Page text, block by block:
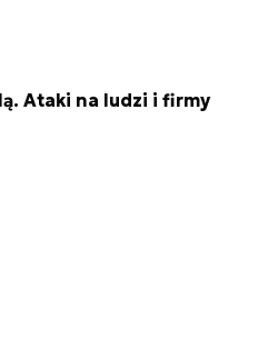
Ataki na ludzi i firmy